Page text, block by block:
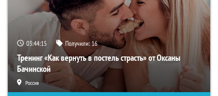
03:44:15 Получили:16
Тренинг «Как вернуть в постель страсть» от Оксаны
Бачинской
Россия